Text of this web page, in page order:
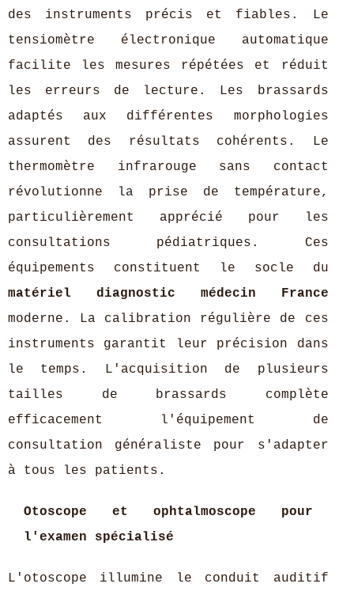
des instruments précis et fiables. Le
tensiomètre électronique automatique
facilite les mesures répétées et réduit
les erreurs de lecture. Les brassards
adaptés aux différentes morphologies
assurent des résultats cohérents. Le
thermomètre infrarouge sans contact
révolutionne la prise de température,
particulièrement apprécié pour les
consultations pédiatriques. Ces
équipements constituent le socle du
matériel diagnostic médecin France
moderne. La calibration régulière de ces
instruments garantit leur précision dans
le temps. L'acquisition de plusieurs
tailles de brassards complète
efficacement l'équipement de
consultation généraliste pour s'adapter
à tous les patients.
Otoscope et ophtalmoscope pour
l'examen spécialisé
L'otoscope illumine le conduit auditif